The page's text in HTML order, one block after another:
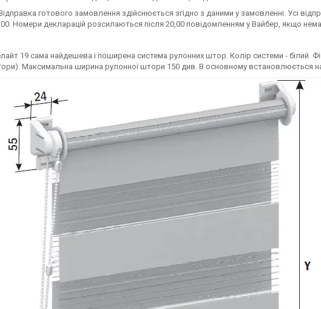
готового замовлення здійснюється згідно з даними у замовленні. Усі
Номери декларацій розсилаються після 20,00 повідомленням у Вайбер, якщо
19 сама найдешева і поширена система рулонних штор. Колір системи - білий.
Максимальна ширина рулонної штори 150 див. В основному встановлюється на